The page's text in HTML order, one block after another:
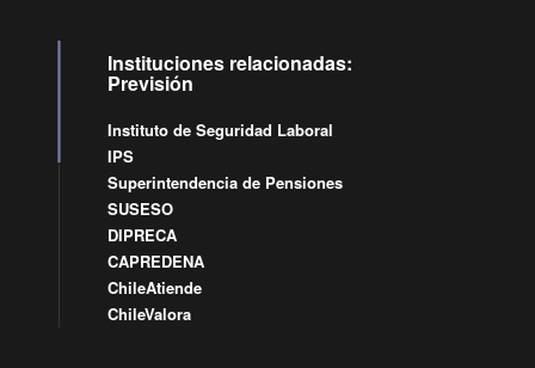
Instituciones relacionadas:
Previsión
Instituto de Seguridad Laboral
IPS
Superintendencia de Pensiones
SUSESO
DIPRECA
CAPREDENA
ChileAtiende
ChileValora